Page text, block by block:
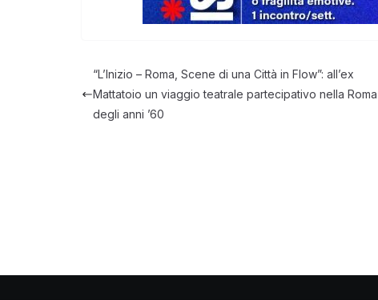
“L’Inizio – Roma, Scene di una Città in Flow”: all’ex
Mattatoio un viaggio teatrale partecipativo nella Roma
degli anni ’60